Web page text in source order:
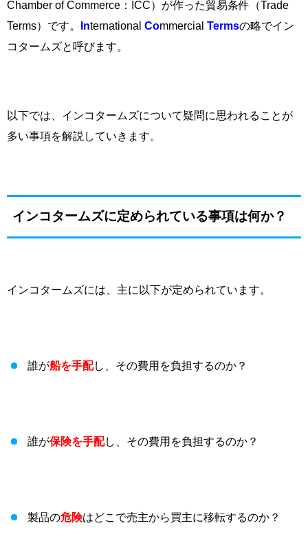
Chamber of Commerce ： ICC）が作った貿易条件（Trade
Terms）です。 International Commercial Termsの略でイン
コタームズと呼びます。
以下では、インコタームズについて疑問に思われることが
多い事項を解説していきます。
インコタームズに定められている事項は何か？
インコタームズには、主に以下が定められています。
誰が船を手配し、その費用を負担するのか？
誰が保険を手配し、その費用を負担するのか？
製品の危険はどこで売主から買主に移転するのか？